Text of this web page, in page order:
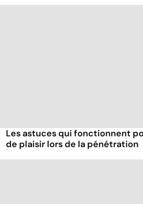
Les astuces qui fonctionnent
de plaisir lors de la pénétration